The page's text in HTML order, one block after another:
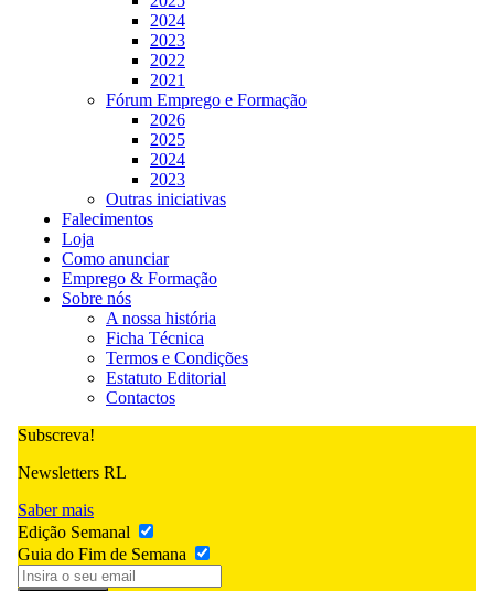
2024
2023
2022
2021
Fórum Emprego e Formação
2026
2025
2024
2023
Outras iniciativas
Falecimentos
Loja
Como anunciar
Emprego & Formação
Sobre nós
A nossa história
Ficha Técnica
Termos e Condições
Estatuto Editorial
Contactos
Subscreva!
Newsletters RL
Saber mais
Edição Semanal
Guia do Fim de Semana